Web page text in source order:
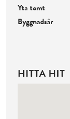
Yta tomt
Byggnadsår
HITTA HIT